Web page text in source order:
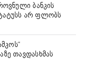
ბანკის
არ ფლობს
თავდასხმას